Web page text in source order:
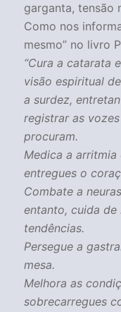
garganta, tensão
Como nos
mesmo” no livro
“Cura a catarata
visão espiritual
a surdez,
registrar as
procuram.
Medica a arritmia
entregues o
Combate a
entanto, cuida de
tendências.
Persegue a
mesa.
Melhora as
sobrecarregues